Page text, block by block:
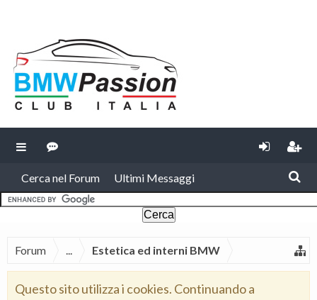
Cerca nel Forum Ultimi Messaggi
Forum ... Estetica ed interni BMW
Questo sito utilizza i cookies. Continuando a